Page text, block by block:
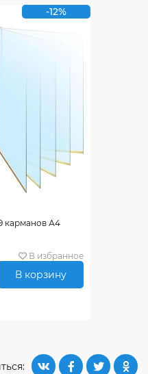
-12%
карманов А4
В избранное
В корзину